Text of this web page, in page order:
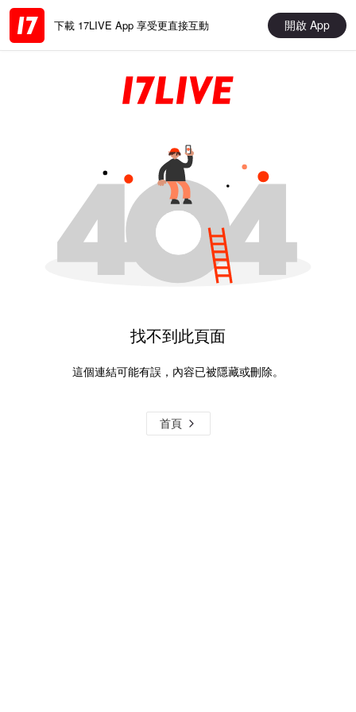
下載 17LIVE App 享受更直接互動 開啟 App
找不到此頁面
這個連結可能有誤，內容已被隱藏或刪除。
首頁